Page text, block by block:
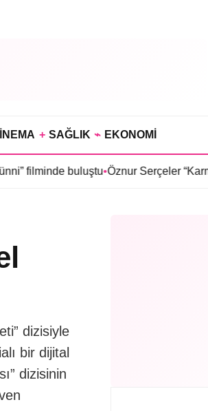
+ SAĞLIK ⌁ EKONOMİ
buluştu•Öznur Serçeler “Karma”
dizisiyle
bir dijital
dizisinin